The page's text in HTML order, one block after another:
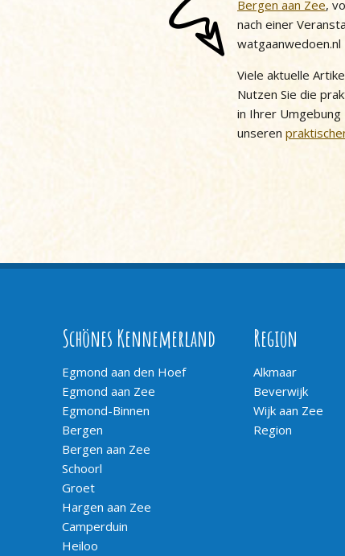
Bergen aan Zee,
nach einer
watgaanwedoen.nl
Viele aktuelle
Nutzen Sie die
in Ihrer Umgebung
unseren
Schönes Kennemerland
Egmond aan den Hoef
Egmond aan Zee
Egmond-Binnen
Bergen
Bergen aan Zee
Schoorl
Groet
Hargen aan Zee
Camperduin
Heiloo
Region
Alkmaar
Beverwijk
Wijk aan Zee
Region